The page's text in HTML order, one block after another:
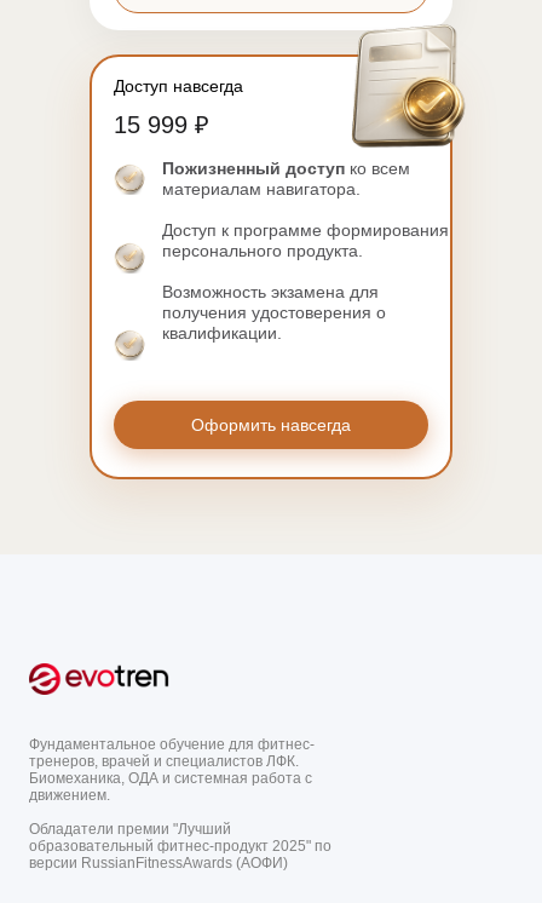
15 999 ₽
Доступ навсегда
Пожизненный доступ ко всем
материалам навигатора.
Доступ к программе формирования
персонального продукта.
Возможность экзамена для
получения удостоверения о
квалификации.
Оформить навсегда
Фундаментальное обучение для фитнес-
тренеров, врачей и специалистов ЛФК.
Биомеханика, ОДА и системная работа с
движением.
Обладатели премии "Лучший
образовательный фитнес-продукт 2025" по
версии RussianFitnessAwards (АОФИ)